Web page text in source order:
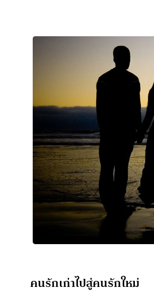
คนรักเก่าไปสู่คนรักใหม่